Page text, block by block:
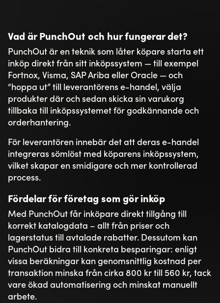
Vad är PunchOut och hur fungerar det?
PunchOut är en teknik som låter köpare starta ett
inköp direkt från sitt inköpssystem — till exempel
Fortnox, Visma, SAP Ariba eller Oracle — och
“hoppa ut” till leverantörens e-handel, välja
produkter där och sedan skicka sin varukorg
tillbaka till inköpssystemet för godkännande och
orderhantering.
För leverantören innebär det att deras e-handel
integreras sömlöst med köparens inköpssystem,
vilket skapar en smidigare och mer kontrollerad
process.
Fördelar för företag som gör inköp
Med PunchOut får inköpare direkt tillgång till
korrekt katalogdata – allt från priser och
lagerstatus till avtalade rabatter. Dessutom kan
PunchOut bidra till konkreta besparingar: enligt
vissa beräkningar kan genomsnittlig kostnad per
transaktion minska från cirka 800 kr till 560 kr, tack
vare ökad automatisering och minskat manuellt
arbete.